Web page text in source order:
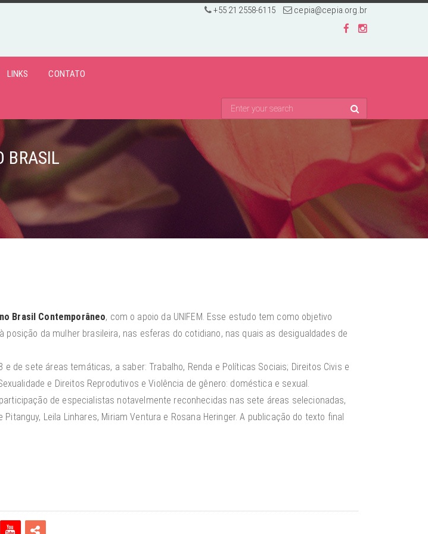
+55 21 2558-6115 cepia@cepia.org.br
LINKS CONTATO
BRASIL
Brasil Contemporâneo, com o apoio da UNIFEM. Esse estudo tem como objetivo
da mulher brasileira, nas esferas do cotidiano, nas quais as desigualdades de
de sete áreas temáticas, a saber: Trabalho, Renda e Políticas Sociais; Direitos Civis e
e Direitos Reprodutivos e Violência de gênero: doméstica e sexual.
de especialistas notavelmente reconhecidas nas sete áreas selecionadas,
Leila Linhares, Miriam Ventura e Rosana Heringer. A publicação do texto final